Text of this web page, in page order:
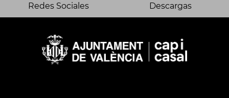
Redes Sociales Descargas